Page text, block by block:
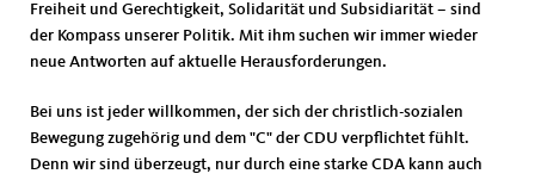
Freiheit und Gerechtigkeit, Solidarität und Subsidiarität – sind
der Kompass unserer Politik. Mit ihm suchen wir immer wieder
neue Antworten auf aktuelle Herausforderungen.
Bei uns ist jeder willkommen, der sich der christlich-sozialen
Bewegung zugehörig und dem "C" der CDU verpflichtet fühlt.
Denn wir sind überzeugt, nur durch eine starke CDA kann auch